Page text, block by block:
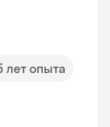
лет опыта